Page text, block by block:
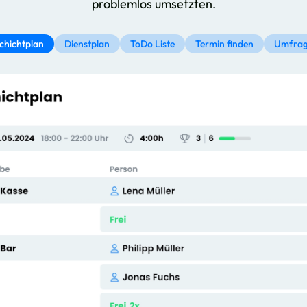
problemlos umsetzten.
Dienstplan ToDo Liste Termin finden